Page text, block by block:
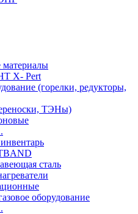
X- Pert
(горелки, редукторы,
ТЭНы)
сталь
оборудование